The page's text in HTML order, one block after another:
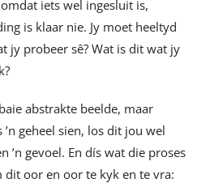
iets wel ingesluit is,
is klaar nie. Jy moet heeltyd
jy probeer sê? Wat is dit wat jy
abstrakte beelde, maar
geheel sien, los dit jou wel
’n gevoel. En dís wat die proses
oor en oor te kyk en te vra: